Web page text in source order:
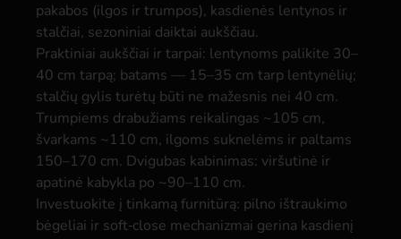
pakabos (ilgos ir trumpos), kasdienės lentynos ir
stalčiai, sezoniniai daiktai aukščiau.
Praktiniai aukščiai ir tarpai: lentynoms palikite 30–
40 cm tarpą; batams — 15–35 cm tarp lentynėlių;
stalčių gylis turėtų būti ne mažesnis nei 40 cm.
Trumpiems drabužiams reikalingas ~105 cm,
švarkams ~110 cm, ilgoms suknelėms ir paltams
150–170 cm. Dvigubas kabinimas: viršutinė ir
apatinė kabykla po ~90–110 cm.
Investuokite į tinkamą furnitūrą: pilno ištraukimo
bėgeliai ir soft‑close mechanizmai gerina kasdienį